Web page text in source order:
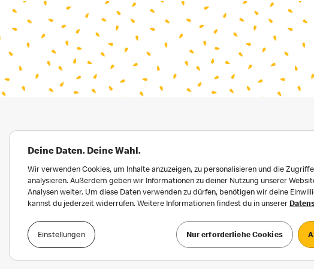
Deine Daten. Deine Wahl.
Wir verwenden Cookies, um Inhalte anzuzeigen, zu personalisieren und die
analysieren. Außerdem geben wir Informationen zu deiner Nutzung unserer
Analysen weiter. Um diese Daten verwenden zu dürfen, benötigen wir deine
kannst du jederzeit widerrufen. Weitere Informationen findest du in unserer
Einstellungen Nur erforderliche Cookies